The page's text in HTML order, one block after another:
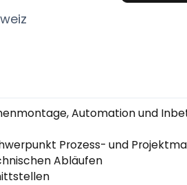
Automation und
Prozess- und
Abläufen